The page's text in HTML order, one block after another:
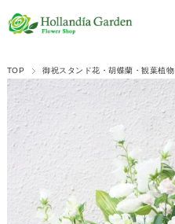
TOP 御祝スタンド花・胡蝶蘭・観葉植物